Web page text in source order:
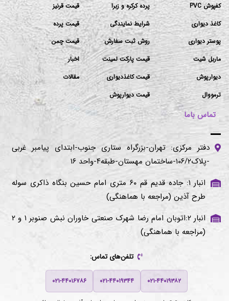
کفپوش PVC
کاغذ دیواری
پوستر دیواری
ماربل شیت
دیوارپوش
ترمووال
پرده کرکره و زبرا
شرایط نمایندگی
روش ثبت سفارش
قیمت پارکت لمینت
قیمت کاغذدیواری
قیمت دیوارپوش
قیمت قرنیز
قیمت پرده
قیمت چمن
اخبار
مقالات
تماس باما
دفتر مرکزی: تهران-بزرگراه ستاری جنوب-ابتدای پیامبر غربی
-پلاک۱۰۶/۲-ساختمان مهستان-طبقه۴-واحد ۱۶
انبار ۱: جاده قدیم قم ۶۰ متری امام حسین بنگاه ذاکری سوله
طرح آذین (مراجعه با هماهنگی)
انبار ۲:اتوبان امام رضا شهرک صنعتی خاوران نبش صنوبر ۱ و ۲
(مراجعه با هماهنگی)
تلفن‌های تماس:
۰۲۱-۴۴۰۱۹۳۸۲ ۰۲۱-۴۴۰۱۹۳۴۴ ۰۲۱-۴۴۰۱۶۷۸۶